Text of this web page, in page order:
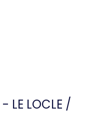
LE LOCLE /